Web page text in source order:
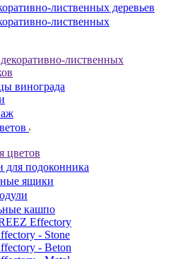
лиственных деревьев
лиственных
лиственных
винограда
цветов
для подоконника
ящики
кашпо
Effectory
- Stone
- Beton